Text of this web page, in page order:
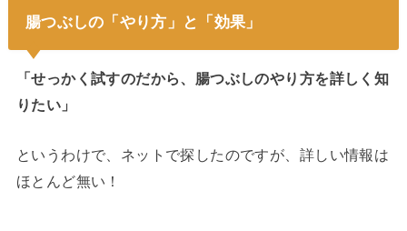
腸つぶしの「やり方」と「効果」
「せっかく試すのだから、腸つぶしのやり方を詳しく知
りたい」
というわけで、ネットで探したのですが、詳しい情報は
ほとんど無い！